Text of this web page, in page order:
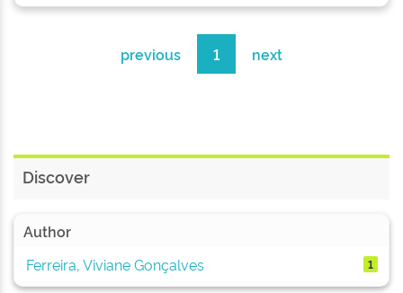
previous 1 next
Discover
Author
Ferreira, Viviane Gonçalves
1